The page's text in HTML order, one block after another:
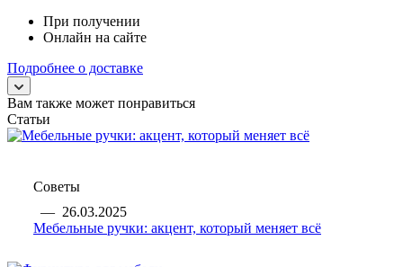
При получении
Онлайн на сайте
Подробнее о доставке
Вам также может понравиться
Статьи
Советы
— 26.03.2025
Мебельные ручки: акцент, который меняет всё